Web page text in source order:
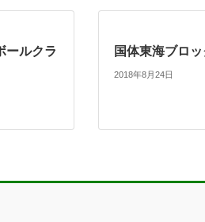
ールクラ
国体東海ブロ
2018年8月24日